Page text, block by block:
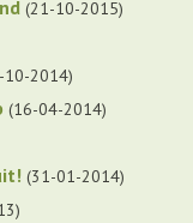
21-10-2015
10-2014
16-04-2014
31-01-2014